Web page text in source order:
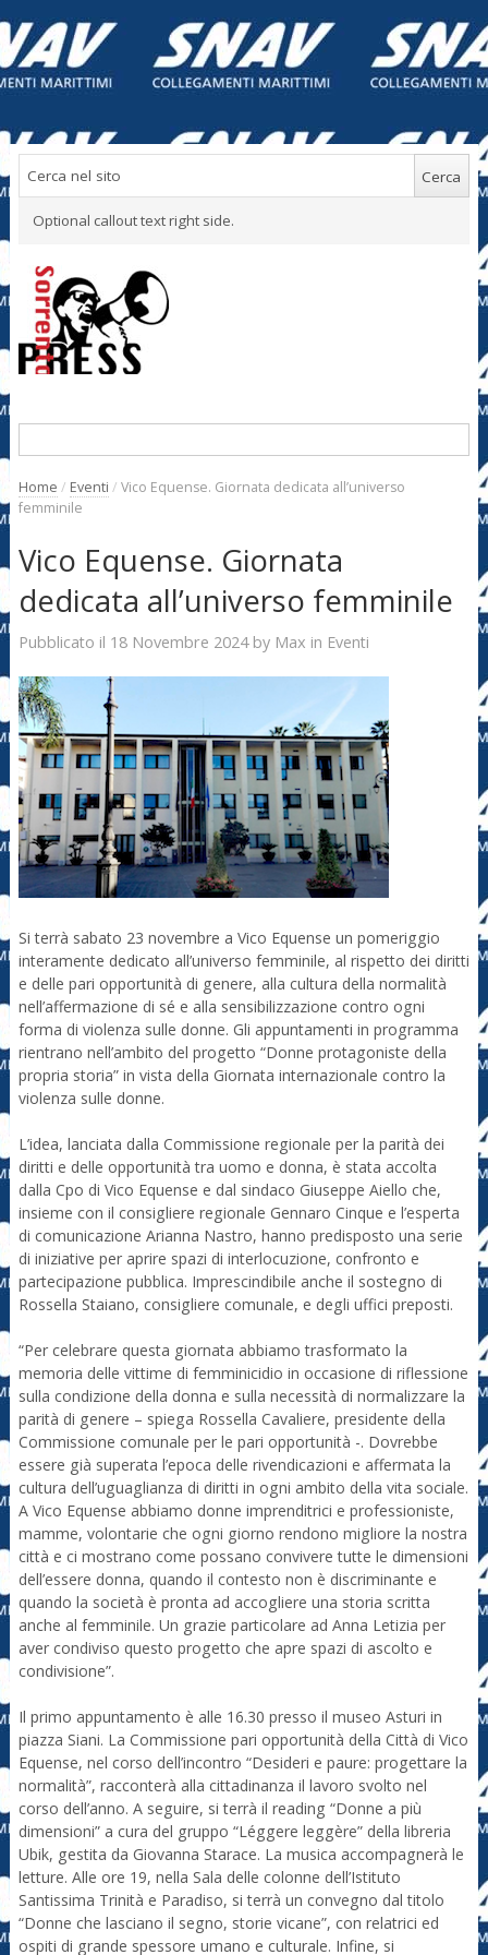
Optional callout text right side.
Home / Eventi / Vico Equense. Giornata dedicata all’universo
femminile
Vico Equense. Giornata
dedicata all’universo femminile
Pubblicato il 18 Novembre 2024by Max in Eventi
Si terrà sabato 23 novembre a Vico Equense un pomeriggio
interamente dedicato all’universo femminile, al rispetto dei diritti
e delle pari opportunità di genere, alla cultura della normalità
nell’affermazione di sé e alla sensibilizzazione contro ogni
forma di violenza sulle donne. Gli appuntamenti in programma
rientrano nell’ambito del progetto “Donne protagoniste della
propria storia” in vista della Giornata internazionale contro la
violenza sulle donne.
L’idea, lanciata dalla Commissione regionale per la parità dei
diritti e delle opportunità tra uomo e donna, è stata accolta
dalla Cpo di Vico Equense e dal sindaco Giuseppe Aiello che,
insieme con il consigliere regionale Gennaro Cinque e l’esperta
di comunicazione Arianna Nastro, hanno predisposto una serie
di iniziative per aprire spazi di interlocuzione, confronto e
partecipazione pubblica. Imprescindibile anche il sostegno di
Rossella Staiano, consigliere comunale, e degli uffici preposti.
“Per celebrare questa giornata abbiamo trasformato la
memoria delle vittime di femminicidio in occasione di riflessione
sulla condizione della donna e sulla necessità di normalizzare la
parità di genere – spiega Rossella Cavaliere, presidente della
Commissione comunale per le pari opportunità -. Dovrebbe
essere già superata l’epoca delle rivendicazioni e affermata la
cultura dell’uguaglianza di diritti in ogni ambito della vita sociale.
A Vico Equense abbiamo donne imprenditrici e professioniste,
mamme, volontarie che ogni giorno rendono migliore la nostra
città e ci mostrano come possano convivere tutte le dimensioni
dell’essere donna, quando il contesto non è discriminante e
quando la società è pronta ad accogliere una storia scritta
anche al femminile. Un grazie particolare ad Anna Letizia per
aver condiviso questo progetto che apre spazi di ascolto e
condivisione”.
Il primo appuntamento è alle 16.30 presso il museo Asturi in
piazza Siani. La Commissione pari opportunità della Città di Vico
Equense, nel corso dell’incontro “Desideri e paure: progettare la
normalità”, racconterà alla cittadinanza il lavoro svolto nel
corso dell’anno. A seguire, si terrà il reading “Donne a più
dimensioni” a cura del gruppo “Léggere leggère” della libreria
Ubik, gestita da Giovanna Starace. La musica accompagnerà le
letture. Alle ore 19, nella Sala delle colonne dell’Istituto
Santissima Trinità e Paradiso, si terrà un convegno dal titolo
“Donne che lasciano il segno, storie vicane”, con relatrici ed
ospiti di grande spessore umano e culturale. Infine, si